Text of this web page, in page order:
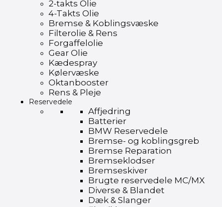
2-takts Olie
4-Takts Olie
Bremse & Koblingsvæske
Filterolie & Rens
Forgaffelolie
Gear Olie
Kædespray
Kølervæske
Oktanbooster
Rens & Pleje
Reservedele
Affjedring
Batterier
BMW Reservedele
Bremse- og koblingsgreb
Bremse Reparation
Bremseklodser
Bremseskiver
Brugte reservedele MC/MX
Diverse & Blandet
Dæk & Slanger